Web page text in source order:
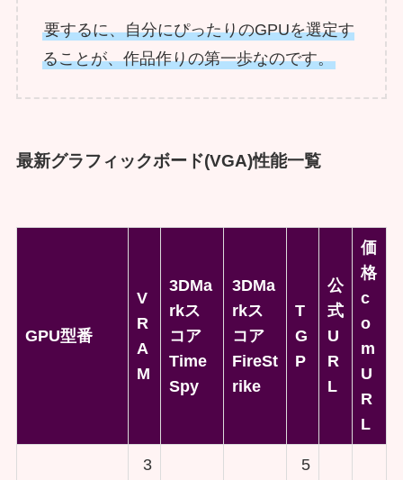
要するに、自分にぴったりのGPUを選定す
ることが、作品作りの第一歩なのです。
最新グラフィックボード(VGA)性能一覧
GPU型番
V
R
A
M
3DMa
rkス
コア
Time
Spy
3DMa
rkス
コア
FireSt
rike
T
G
P
公
式
U
R
L
価
格
c
o
m
U
R
L
3
5